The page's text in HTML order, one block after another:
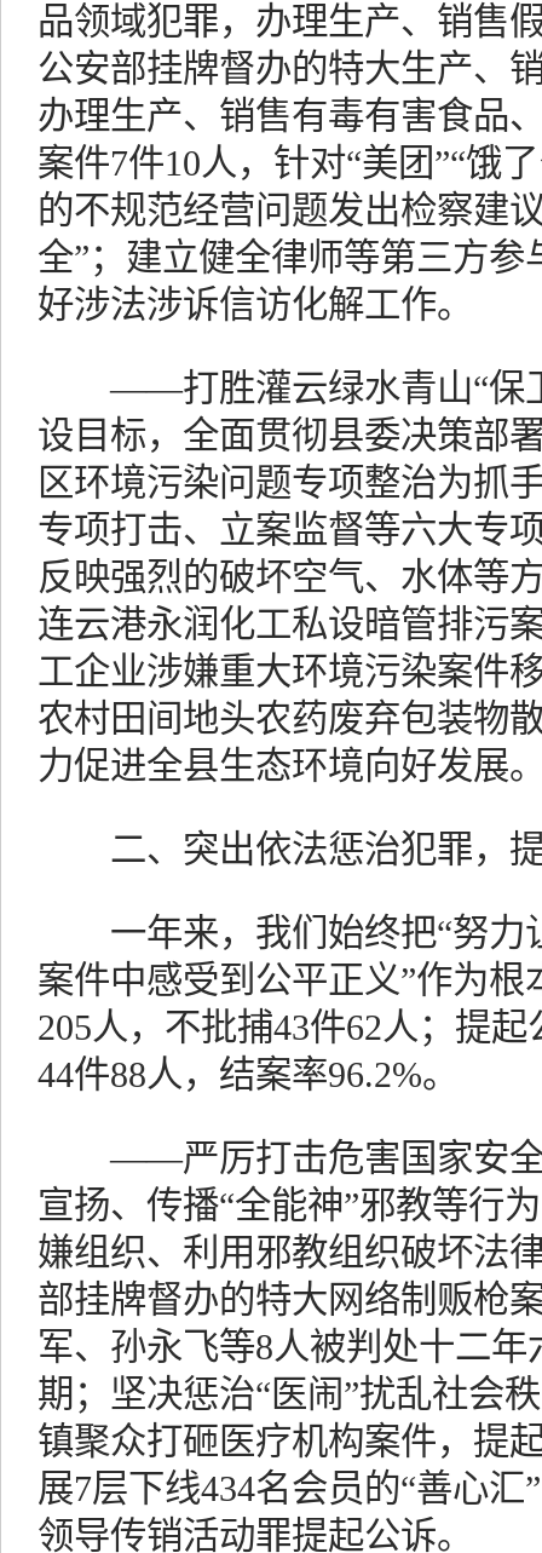
品领域犯罪，办理生产、销售
公安部挂牌督办的特大生产、
办理生产、销售有毒有害食品
案件7件10人，针对“美团”“饿
的不规范经营问题发出检察建
全”；建立健全律师等第三方
好涉法涉诉信访化解工作。
——打胜灌云绿水青山“保卫
设目标，全面贯彻县委决策部
区环境污染问题专项整治为抓
专项打击、立案监督等六大专
反映强烈的破坏空气、水体等
连云港永润化工私设暗管排污
工企业涉嫌重大环境污染案件
农村田间地头农药废弃包装物
力促进全县生态环境向好发展
二、突出依法惩治犯罪，提
一年来，我们始终把“努力
案件中感受到公平正义”作为根
205人，不批捕43件62人；提
44件88人，结案率96.2%。
——严厉打击危害国家安全
宣扬、传播“全能神”邪教等行
嫌组织、利用邪教组织破坏法
部挂牌督办的特大网络制贩枪
军、孙永飞等8人被判处十二
期；坚决惩治“医闹”扰乱社会
镇聚众打砸医疗机构案件，提
展7层下线434名会员的“善心
领导传销活动罪提起公诉。